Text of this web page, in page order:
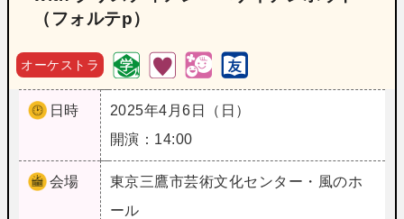
（フォルテp）
オーケストラ
日時
2025年4月6日（日）
開演：14:00
会場 東京三鷹市芸術文化センター・風のホ
ール